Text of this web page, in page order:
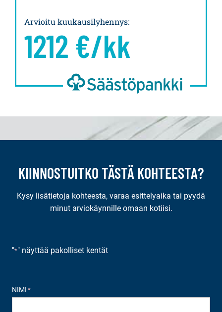
Arvioitu kuukausilyhennys:
1212 €/kk
KIINNOSTUITKO TÄSTÄ KOHTEESTA?
Kysy lisätietoja kohteesta, varaa esittelyaika tai pyydä
minut arviokäynnille omaan kotiisi.
"*" näyttää pakolliset kentät
NIMI *